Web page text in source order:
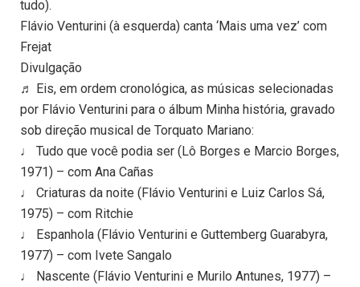
tudo).
Flávio Venturini (à esquerda) canta ‘Mais uma vez’ com
Frejat
Divulgação
♬ Eis, em ordem cronológica, as músicas selecionadas
por Flávio Venturini para o álbum Minha história, gravado
sob direção musical de Torquato Mariano:
♩ Tudo que você podia ser (Lô Borges e Marcio Borges,
1971) – com Ana Cañas
♩ Criaturas da noite (Flávio Venturini e Luiz Carlos Sá,
1975) – com Ritchie
♩ Espanhola (Flávio Venturini e Guttemberg Guarabyra,
1977) – com Ivete Sangalo
♩ Nascente (Flávio Venturini e Murilo Antunes, 1977) –